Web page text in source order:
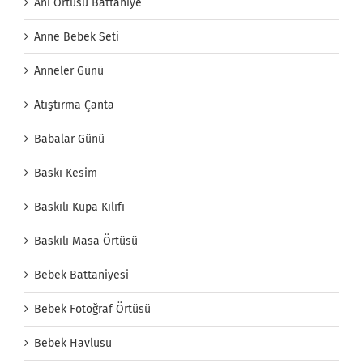
Anne Bebek Seti
Anneler Günü
Atıştırma Çanta
Babalar Günü
Baskı Kesim
Baskılı Kupa Kılıfı
Baskılı Masa Örtüsü
Bebek Battaniyesi
Bebek Fotoğraf Örtüsü
Bebek Havlusu